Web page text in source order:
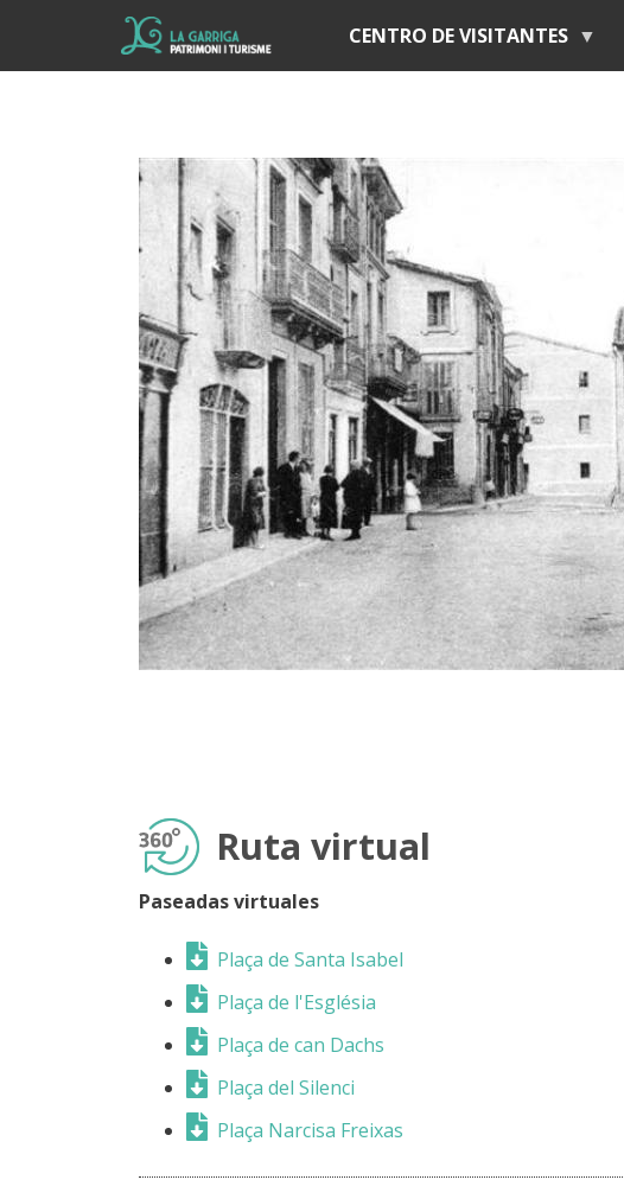
CENTRO DE VISITANTES
Ruta virtual
Paseadas virtuales
Plaça de Santa Isabel
Plaça de l'Església
Plaça de can Dachs
Plaça del Silenci
Plaça Narcisa Freixas